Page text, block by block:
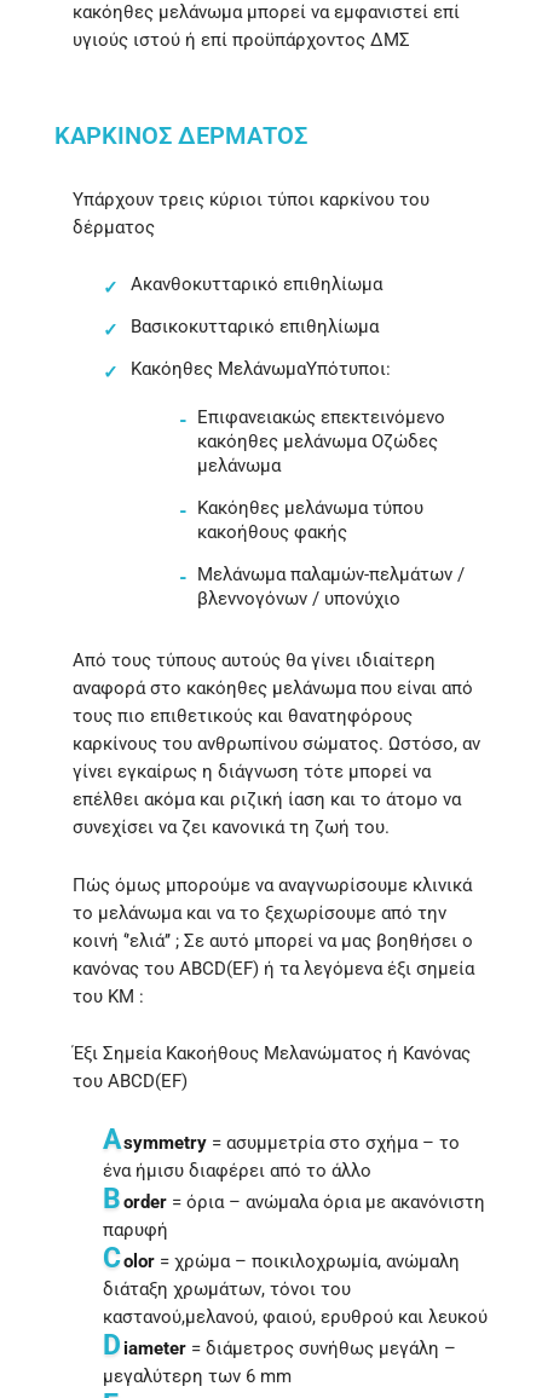
κακόηθες μελάνωμα μπορεί να εμφανιστεί επί
υγιούς ιστού ή επί προϋπάρχοντος ΔΜΣ
ΚΑΡΚΊΝΟΣ ΔΈΡΜΑΤΟΣ
Υπάρχουν τρεις κύριοι τύποι καρκίνου του
δέρματος
Ακανθοκυτταρικό επιθηλίωμα
Βασικοκυτταρικό επιθηλίωμα
Κακόηθες ΜελάνωμαΥπότυποι:
Επιφανειακώς επεκτεινόμενο
κακόηθες μελάνωμα Οζώδες
μελάνωμα
Κακόηθες μελάνωμα τύπου
κακοήθους φακής
Μελάνωμα παλαμών-πελμάτων /
βλεννογόνων / υπονύχιο
Από τους τύπους αυτούς θα γίνει ιδιαίτερη
αναφορά στο κακόηθες μελάνωμα που είναι από
τους πιο επιθετικούς και θανατηφόρους
καρκίνους του ανθρωπίνου σώματος. Ωστόσο, αν
γίνει εγκαίρως η διάγνωση τότε μπορεί να
επέλθει ακόμα και ριζική ίαση και το άτομο να
συνεχίσει να ζει κανονικά τη ζωή του.
Πώς όμως μπορούμε να αναγνωρίσουμε κλινικά
το μελάνωμα και να το ξεχωρίσουμε από την
κοινή ‘’ελιά’’ ; Σε αυτό μπορεί να μας βοηθήσει ο
κανόνας του ABCD(EF) ή τα λεγόμενα έξι σημεία
του ΚΜ :
Έξι Σημεία Κακοήθους Μελανώματος ή Κανόνας
του ABCD(EF)
Asymmetry = ασυμμετρία στο σχήμα – το
ένα ήμισυ διαφέρει από το άλλο
Border = όρια – ανώμαλα όρια με ακανόνιστη
παρυφή
Color = χρώμα – ποικιλοχρωμία, ανώμαλη
διάταξη χρωμάτων, τόνοι του
καστανού,μελανού, φαιού, ερυθρού και λευκού
D iameter = διάμετρος συνήθως μεγάλη –
μεγαλύτερη των 6 mm